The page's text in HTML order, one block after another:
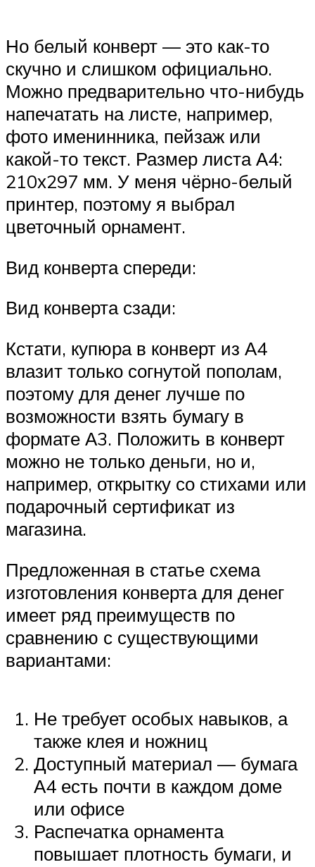
Но белый конверт — это как-то
скучно и слишком официально.
Можно предварительно что-нибудь
напечатать на листе, например,
фото именинника, пейзаж или
какой-то текст. Размер листа А4:
210х297 мм. У меня чёрно-белый
принтер, поэтому я выбрал
цветочный орнамент.
Вид конверта спереди:
Вид конверта сзади:
Кстати, купюра в конверт из А4
влазит только согнутой пополам,
поэтому для денег лучше по
возможности взять бумагу в
формате А3. Положить в конверт
можно не только деньги, но и,
например, открытку со стихами или
подарочный сертификат из
магазина.
Предложенная в статье схема
изготовления конверта для денег
имеет ряд преимуществ по
сравнению с существующими
вариантами:
Не требует особых навыков, а
также клея и ножниц
Доступный материал — бумага
А4 есть почти в каждом доме
или офисе
Распечатка орнамента
повышает плотность бумаги, и